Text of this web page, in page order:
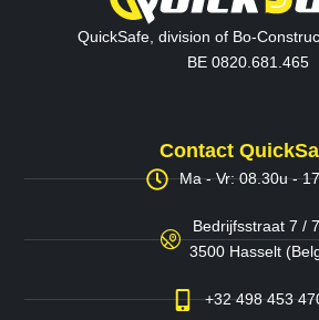
QuickSafe, division of Bo-
BE 0820.681.465
Contact
Ma - Vr: 08.30u -
Bedrijfsstraat 7 /
3500 Hasselt
+32 498 453